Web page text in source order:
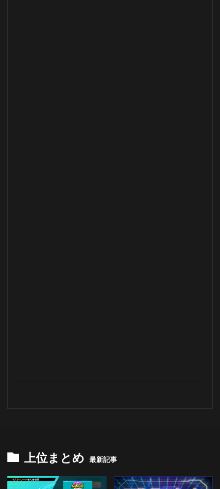
上位まとめ 最新記事